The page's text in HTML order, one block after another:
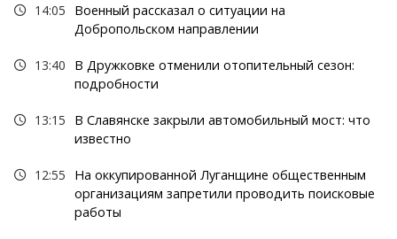
14:05
Военный рассказал о ситуации на
Добропольском направлении
13:40
В Дружковке отменили отопительный сезон:
подробности
13:15
В Славянске закрыли автомобильный мост: что
известно
12:55
На оккупированной Луганщине общественным
организациям запретили проводить поисковые
работы